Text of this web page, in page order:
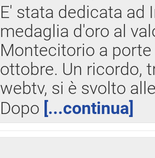
E' stata dedicata ad
medaglia d'oro al
Montecitorio a
ottobre. Un ricordo,
webtv, si è svolto
Dopo [...continua]